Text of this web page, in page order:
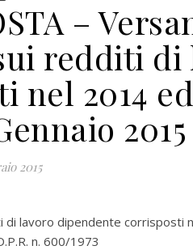
–
redditi di
nel 2014
2015
2015
di lavoro dipendente corrisposti
n. 600/1973